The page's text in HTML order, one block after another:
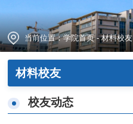
当前位置：学院首页-材料校友
材料校友
校友动态